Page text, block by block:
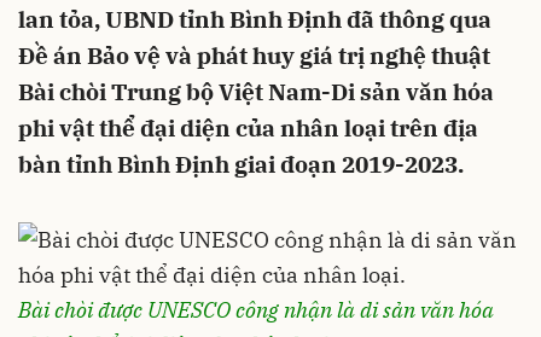
lan tỏa, UBND tỉnh Bình Định đã thông qua
Ðề án Bảo vệ và phát huy giá trị nghệ thuật
Bài chòi Trung bộ Việt Nam-Di sản văn hóa
phi vật thể đại diện của nhân loại trên địa
bàn tỉnh Bình Ðịnh giai đoạn 2019-2023.
Bài chòi được UNESCO công nhận là di sản văn hóa